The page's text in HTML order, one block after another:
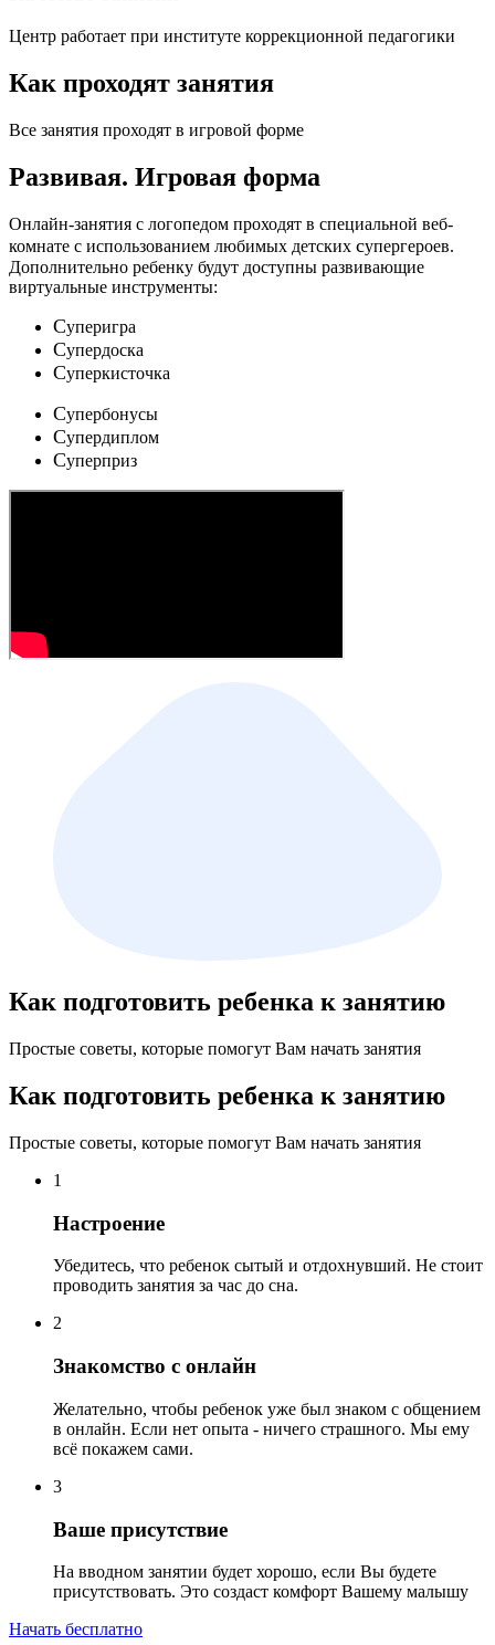
Центр работает при институте коррекционной педагогики
Как проходят занятия
Все занятия проходят в игровой форме
Развивая. Игровая форма
Онлайн-занятия с логопедом проходят в специальной веб-
комнате с использованием любимых детских cупергероев.
Дополнительно ребенку будут доступны развивающие
виртуальные инструменты:
Cуперигра
Cупердоска
Cуперкисточка
Cупербонусы
Cупердиплом
Cуперприз
Как подготовить ребенка к занятию
Простые советы, которые помогут Вам начать занятия
Как подготовить ребенка к занятию
Простые советы, которые помогут Вам начать занятия
1
Настроение
Убедитесь, что ребенок сытый и отдохнувший. Не стоит
проводить занятия за час до сна.
2
Знакомство с онлайн
Желательно, чтобы ребенок уже был знаком с общением
в онлайн. Если нет опыта - ничего страшного. Мы ему
всё покажем сами.
3
Ваше присутствие
На вводном занятии будет хорошо, если Вы будете
присутствовать. Это создаст комфорт Вашему малышу
Начать бесплатно